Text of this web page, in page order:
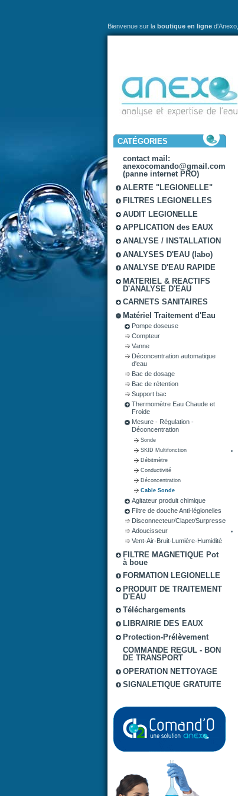
Bienvenue sur la boutique en ligne d'Anexo,
CATÉGORIES
contact mail:
anexocomando@gmail.com
(panne internet PRO)
ALERTE "LEGIONELLE"
FILTRES LEGIONELLES
AUDIT LEGIONELLE
APPLICATION des EAUX
ANALYSE / INSTALLATION
ANALYSES D'EAU (labo)
ANALYSE D'EAU RAPIDE
MATERIEL & REACTIFS
D'ANALYSE D'EAU
CARNETS SANITAIRES
Matériel Traitement d'Eau
Pompe doseuse
Compteur
Vanne
Déconcentration automatique
d'eau
Bac de dosage
Bac de rétention
Support bac
Thermomètre Eau Chaude et
Froide
Mesure - Régulation -
Déconcentration
Sonde
SKID Multifonction
Débitmètre
Conductivité
Déconcentration
Cable Sonde
Agitateur produit chimique
Filtre de douche Anti-légionelles
Disconnecteur/Clapet/Surpresseur
Adoucisseur
Vent-Air-Bruit-Lumière-Humidité
FILTRE MAGNETIQUE Pot
à boue
FORMATION LEGIONELLE
PRODUIT DE TRAITEMENT
D'EAU
Téléchargements
LIBRAIRIE DES EAUX
Protection-Prélèvement
COMMANDE REGUL - BON
DE TRANSPORT
OPERATION NETTOYAGE
SIGNALETIQUE GRATUITE